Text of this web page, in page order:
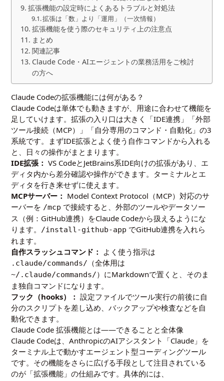
拡張機能の設定時によくあるトラブルと対処法
拡張は「数」より「運用」（一次情報）
拡張機能を使う際のセキュリティ上の注意点
まとめ
関連記事
Claude Code・AIエージェントの業務活用をご検討
の方へ
Claude Codeの拡張機能には何がある？
Claude Codeは単体でも動きますが、用途に合わせて機能を
足していけます。拡張の入り口は大きく「IDE連携」「外部
ツール接続（MCP）」「自分専用のコマンド・自動化」の3
系統です。まずIDE拡張とよく使う自作コマンドから入れる
と、日々の操作がまとまります。
IDE拡張： VS CodeとJetBrains系IDE向けの拡張があり、エ
ディタ内から差分確認や操作ができます。ターミナルとエ
ディタを行き来せずに使えます。
MCPサーバー： Model Context Protocol（MCP）対応のサ
ーバーを /mcp で接続すると、外部のツールやデータソー
ス（例：GitHub連携）をClaude Codeから扱えるようにな
ります。 /install-github-app でGitHub連携を入れら
れます。
自作スラッシュコマンド： よく使う指示は
.claude/commands/ （全体用は
~/.claude/commands/）にMarkdownで置くと、そのま
ま独自コマンドになります。
フック（hooks）： 設定ファイルでツール実行の前後に自
分のスクリプトを差し込め、バックアップや検査などを自
動化できます。
Claude Code 拡張機能とは——できることと全体像
Claude Codeは、AnthropicのAIアシスタント「Claude」を
ターミナル上で動かすエージェント型コーディングツール
です。その機能をさらに広げる手段として注目されている
のが「拡張機能」の仕組みです。具体的には、